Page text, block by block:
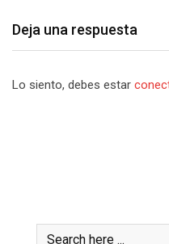
Deja una respuesta
Lo siento, debes estar